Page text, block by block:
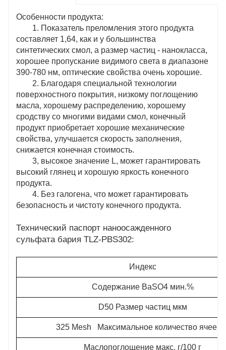
Особенности продукта:
1. Показатель преломления этого продукта
составляет 1,64, как и у большинства
синтетических смол, а размер частиц - нанокласса,
хорошее пропускание видимого света в диапазоне
390-780 нм, оптические свойства очень хорошие.
2. Благодаря специальной технологии
поверхностного покрытия, низкому поглощению
масла, хорошему распределению, хорошему
сродству со многими видами смол, конечный
продукт приобретает хорошие механические
свойства, улучшается скорость заполнения,
снижается конечная стоимость.
3, высокое значение L, может гарантировать
высокий глянец и хорошую яркость конечного
продукта.
4. Без галогена, что может гарантировать
безопасность и чистоту конечного продукта.
Технический паспорт наноосажденного
сульфата бария TLZ-PBS302:
Индекс
Содержание BaSO4 мин.%
D50 Размер частиц мкм
325 Mesh Максимальное количество ячеек
Маслопоглощение макс. г/100 г